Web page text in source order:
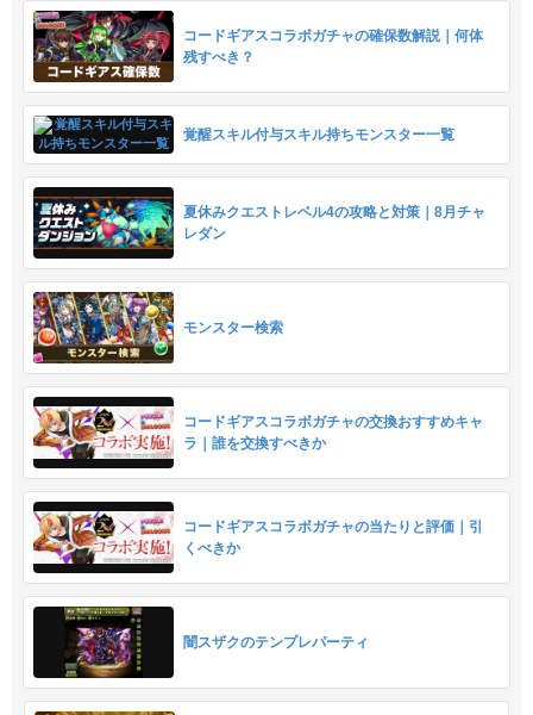
コードギアスコラボガチャの確保数解説｜何体
残すべき？
覚醒スキル付与スキル持ちモンスター一覧
夏休みクエストレベル4の攻略と対策｜8月チャ
レダン
モンスター検索
コードギアスコラボガチャの交換おすすめキャ
ラ｜誰を交換すべきか
コードギアスコラボガチャの当たりと評価｜引
くべきか
闇スザクのテンプレパーティ